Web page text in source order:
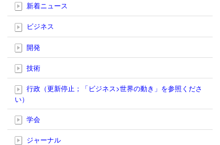
新着ニュース
ビジネス
開発
技術
行政（更新停止；「ビジネス>世界の動き」を参照くださ
い）
学会
ジャーナル